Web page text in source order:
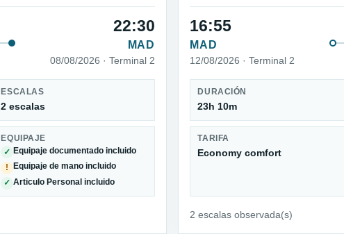
22:30
MAD
08/08/2026 · Terminal 2
ESCALAS
2 escalas
EQUIPAJE
✓ Equipaje documentado incluido
! Equipaje de mano incluido
✓ Articulo Personal incluido
16:55
MAD
12/08/2026 · Terminal 2
DURACIÓN
23h 10m
TARIFA
Economy comfort
2 escalas observada(s)